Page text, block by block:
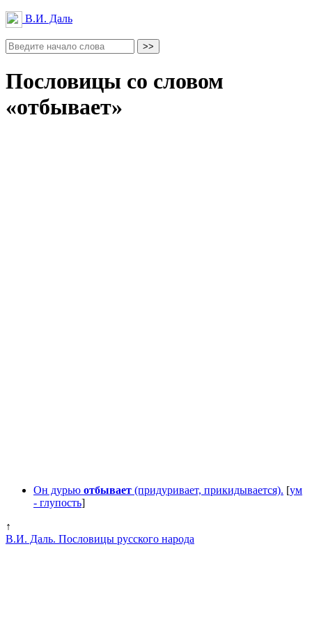
В.И. Даль
Пословицы со словом
«отбывает»
Он дурью отбывает (придуривает, прикидывается). [ум
- глупость]
↑
В.И. Даль. Пословицы русского народа